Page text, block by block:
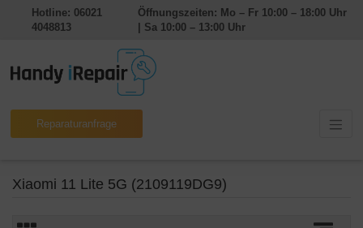
Hotline: 06021
4048813
Öffnungszeiten: Mo – Fr 10:00 – 18:00 Uhr
| Sa 10:00 – 13:00 Uhr
Reparaturanfrage
Xiaomi 11 Lite 5G (2109119DG9)